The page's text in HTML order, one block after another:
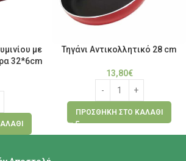
με
32*6cm
Τηγάνι Αντικολλητικό 28 cm
13,80€
ΠΡΟΣΘΉΚΗ ΣΤΟ ΚΑΛΆΘΙ